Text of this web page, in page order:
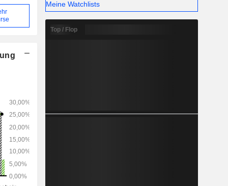
Meine Watchlists
Top / Flop